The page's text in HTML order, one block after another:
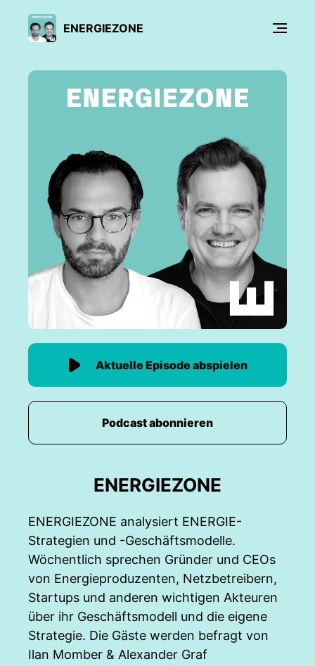
ENERGIEZONE
ENERGIEZONE
ENERGIEZONE analysiert ENERGIE-
Strategien und -Geschäftsmodelle.
Wöchentlich sprechen Gründer und CEOs
von Energieproduzenten, Netzbetreibern,
Startups und anderen wichtigen Akteuren
über ihr Geschäftsmodell und die eigene
Strategie. Die Gäste werden befragt von
Ilan Momber & Alexander Graf
Aktuelle Episode abspielen
Podcast abonnieren